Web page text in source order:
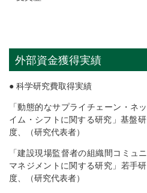
外部資金獲得実績
● 科学研究費取得実績
「動態的なサプライチェーン・ネ
イム・シフトに関する研究」基盤
度、（研究代表者）
「建設現場監督者の組織間コミュ
マネジメントに関する研究」若手
度、（研究代表者）